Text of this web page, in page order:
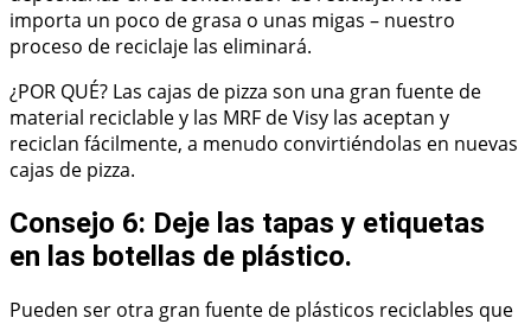
importa un poco de grasa o unas migas – nuestro
proceso de reciclaje las eliminará.
¿POR QUÉ? Las cajas de pizza son una gran fuente de
material reciclable y las MRF de Visy las aceptan y
reciclan fácilmente, a menudo convirtiéndolas en nuevas
cajas de pizza.
Consejo 6: Deje las tapas y etiquetas
en las botellas de plástico.
Pueden ser otra gran fuente de plásticos reciclables que